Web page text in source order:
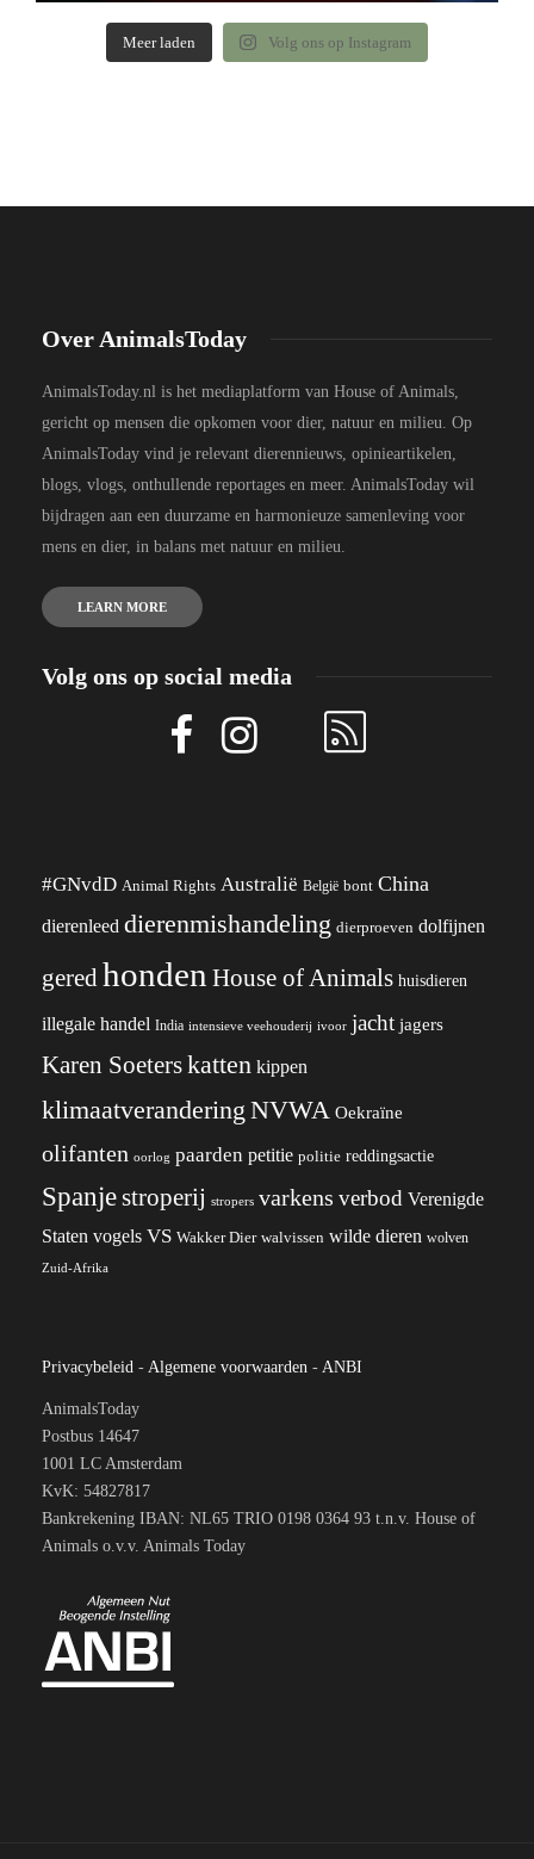
Meer laden Volg ons op Instagram
Over AnimalsToday
AnimalsToday.nl is het mediaplatform van House of Animals,
gericht op mensen die opkomen voor dier, natuur en milieu. Op
AnimalsToday vind je relevant dierennieuws, opinieartikelen,
blogs, vlogs, onthullende reportages en meer. AnimalsToday wil
bijdragen aan een duurzame en harmonieuze samenleving voor
mens en dier, in balans met natuur en milieu.
LEARN MORE
Volg ons op social media
#GNvdD Animal Rights Australië België bont China
dierenleed dierenmishandeling dierproeven dolfijnen
geredhonden House of Animals huisdieren
illegale handel India intensieve veehouderij ivoor jacht jagers
Karen Soeterskatten kippen
klimaatverandering NVWA Oekraïne
olifanten oorlog paarden petitie politie reddingsactie
Spanjestroperij stropers varkens verbod Verenigde
Staten vogels VS Wakker Dier walvissen wilde dieren wolven
Zuid-Afrika
Privacybeleid - Algemene voorwaarden - ANBI
AnimalsToday
Postbus 14647
1001 LC Amsterdam
KvK: 54827817
Bankrekening IBAN: NL65 TRIO 0198 0364 93 t.n.v. House of
Animals o.v.v. Animals Today